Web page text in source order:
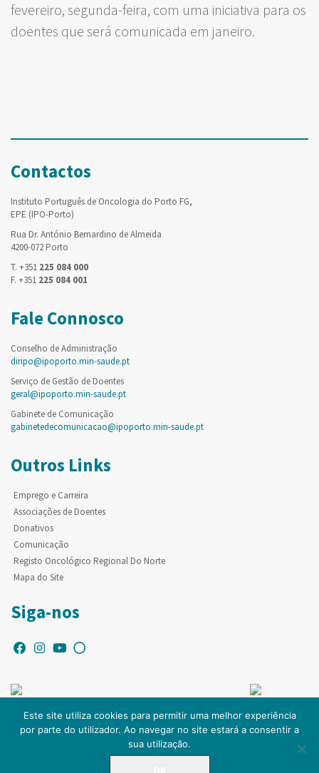
fevereiro, segunda-feira, com uma iniciativa para os
doentes que será comunicada em janeiro.
Contactos
Instituto Português de Oncologia do Porto FG,
EPE (IPO-Porto)
Rua Dr. António Bernardino de Almeida
4200-072 Porto
T. +351 225 084 000
F. +351 225 084 001
Fale Connosco
Conselho de Administração
diripo@ipoporto.min-saude.pt
Serviço de Gestão de Doentes
geral@ipoporto.min-saude.pt
Gabinete de Comunicação
gabinetedecomunicacao@ipoporto.min-saude.pt
Outros Links
Emprego e Carreira
Associações de Doentes
Donativos
Comunicação
Registo Oncológico Regional Do Norte
Mapa do Site
Siga-nos
© Copyright IPO-PORTO. Todos os direitos reservados.
Este site utiliza cookies para permitir uma melhor experiência
por parte do utilizador. Ao navegar no site estará a consentir a
sua utilização.